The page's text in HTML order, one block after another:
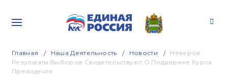
Главная Наша Деятельность Новости
Неверов:
Результаты Выборов Свидетельствуют О Поддержке Курса
Президента